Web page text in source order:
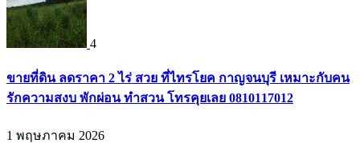
4
ขายที่ดิน ลดราคา 2 ไร่ สวย ที่ไทรโยค กาญจนบุรี เหมาะกับคน
รักความสงบ พักผ่อน ทำสวน โทรคุยเลย 0810117012
1 พฤษภาคม 2026